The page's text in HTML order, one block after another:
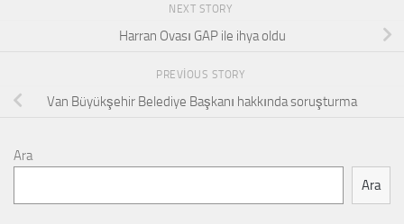
NEXT STORY
Harran Ovası GAP ile ihya oldu
PREVIOUS STORY
Van Büyükşehir Belediye Başkanı hakkında soruşturma
Ara
Ara